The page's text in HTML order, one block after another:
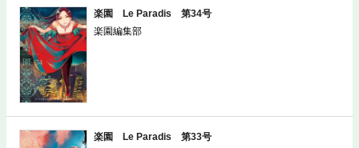
楽園 Le Paradis 第34号
楽園編集部
楽園 Le Paradis 第33号